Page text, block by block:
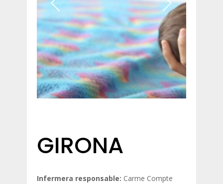
GIRONA
Infermera responsable: Carme Compte